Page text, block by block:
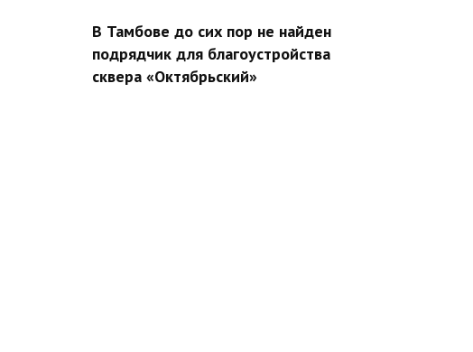
В Тамбове до сих пор не найден
подрядчик для благоустройства
сквера «Октябрьский»